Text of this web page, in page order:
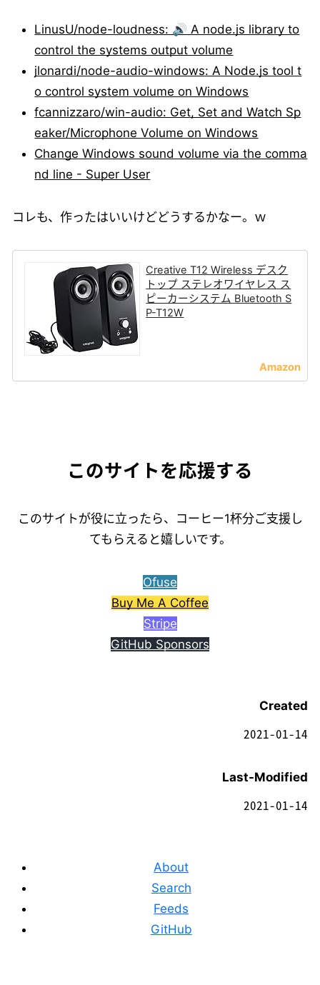
LinusU/node-loudness: 🔊 A node.js library to
control the systems output volume
jlonardi/node-audio-windows: A Node.js tool t
o control system volume on Windows
fcannizzaro/win-audio: Get, Set and Watch Sp
eaker/Microphone Volume on Windows
Change Windows sound volume via the comma
nd line - Super User
コレも、作ったはいいけどどうするかなー。ｗ
Creative T12 Wireless デスク
トップ ステレオワイヤレス ス
ピーカーシステム Bluetooth S
P-T12W
このサイトを応援する
このサイトが役に立ったら、コーヒー1杯分ご支援し
てもらえると嬉しいです。
Ofuse
Buy Me A Coffee
Stripe
GitHub Sponsors
Created
2021-01-14
Last-Modified
2021-01-14
About
Search
Feeds
GitHub